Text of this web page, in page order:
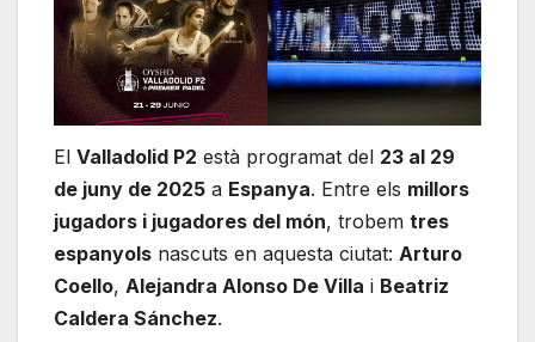
El Valladolid P2 està programat del 23 al 29
de juny de 2025 a Espanya. Entre els millors
jugadors i jugadores del món, trobem tres
espanyols nascuts en aquesta ciutat: Arturo
Coello, Alejandra Alonso De Villa i Beatriz
Caldera Sánchez.